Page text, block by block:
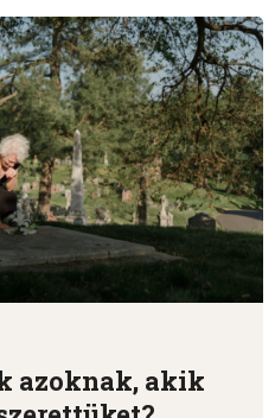
azoknak, akik